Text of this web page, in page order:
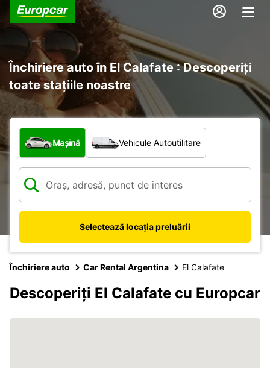
Închiriere auto în El Calafate : Descoperiți
toate stațiile noastre
Ce tip de vehicul?
Mașină Vehicule Autoutilitare
Selectează locația preluării
Închiriere auto Car Rental Argentina El Calafate
Descoperiți El Calafate cu Europcar